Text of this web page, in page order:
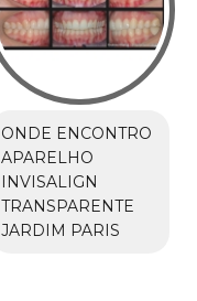
ONDE ENCONTRO
APARELHO
INVISALIGN
TRANSPARENTE
JARDIM PARIS